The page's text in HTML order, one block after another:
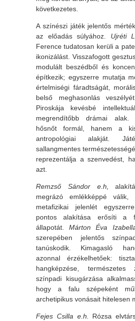
következetes.
A színészi játék jelentős
az előadás súlyához. Ujréti
Ference tudatosan kerüli a
ikonizálást. Visszafogott
modulált beszédből és
építkezik; egyszerre mutatja
értelmiségi fáradtságát,
belső meghasonlás
Piroskája kevésbé
megrendítőbb drámai alak.
hősnőt formál, hanem a
antropológiai alakját.
sallangmentes
reprezentálja a szenvedést,
azt.
Remzső Sándor e.h,
megrázó emlékképpé válik,
metafizikai jelenlét
pontos alakítása erősíti a
állapotát.Márton Éva
szerepében jelentős
tanúskodik. Kimagasló
azonnal érzékelhetőek:
hangképzése, természetes
színpadi kisugárzása
hogy a falu szépeként
archetipikus vonásait hitelesen
Fejes Csilla e.h.
Rózsa